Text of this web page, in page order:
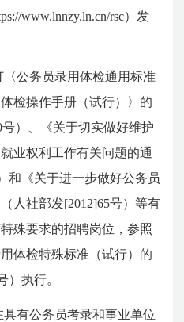
www.lnnzy.ln.cn/rsc）发
公务员录用体检通用标准
检操作手册（试行）〉的
）、《关于切实做好维护
业权利工作有关问题的通
和《关于进一步做好公务员
人社部发[2012]65号）等有
殊要求的招聘岗位，参照
体检特殊标准（试行）的
）执行。
有公务员考录和事业单位